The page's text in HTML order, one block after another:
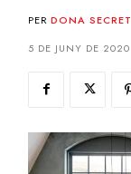
PER DONA SECRET
5 DE JUNY DE 2020